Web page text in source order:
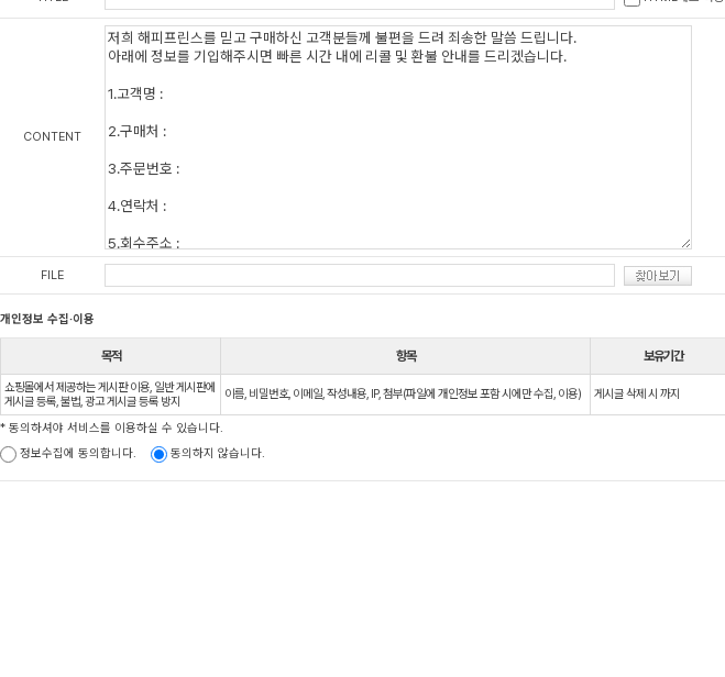
CONTENT
FILE
개인정보 수집·이용
목적 항목 보유기간
쇼핑몰에서 제공하는 게시판 이용, 일반 게시판에
게시글 등록, 불법, 광고 게시글 등록 방지
이름, 비밀번호, 이메일, 작성내용, IP, 첨부(파일에 개인정보 포함 시에만 수집, 이용) 게시글 삭제 시 까지
* 동의하셔야 서비스를 이용하실 수 있습니다.
정보수집에 동의합니다.
동의하지 않습니다.